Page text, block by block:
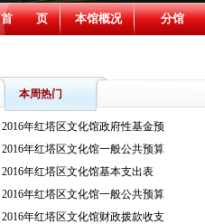
首 页 本馆概况 分馆
本周热门
2016年红塔区文化馆政府性基金预
2016年红塔区文化馆一般公共预算
2016年红塔区文化馆基本支出表
2016年红塔区文化馆一般公共预算
2016年红塔区文化馆财政拨款收支